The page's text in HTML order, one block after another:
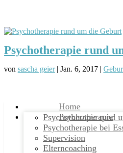
Psychotherapie rund
von sascha geier| Jan. 6, 2017 |
Home
Psychotherapie
Psychotherapie rund
Psychotherapie bei
Supervision
Elterncoaching